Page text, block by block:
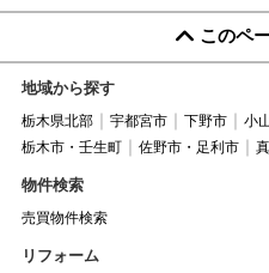
このペ
地域から探す
栃木県北部 宇都宮市 下野市 小
栃木市・壬生町
佐野市・足利市
物件検索
売買物件検索
リフォーム